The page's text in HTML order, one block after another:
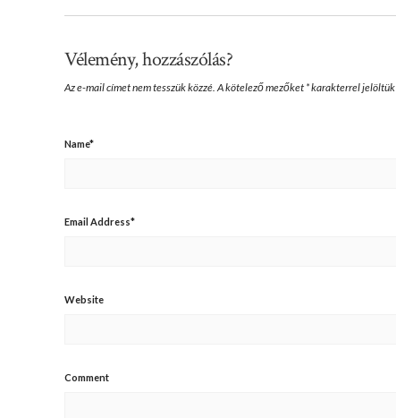
Vélemény, hozzászólás?
Az e-mail címet nem tesszük közzé. A kötelező mezőket *karakterrel jelöltük
Name*
Email Address*
Website
Comment